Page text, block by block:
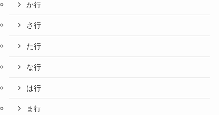
か行
さ行
た行
な行
は行
ま行